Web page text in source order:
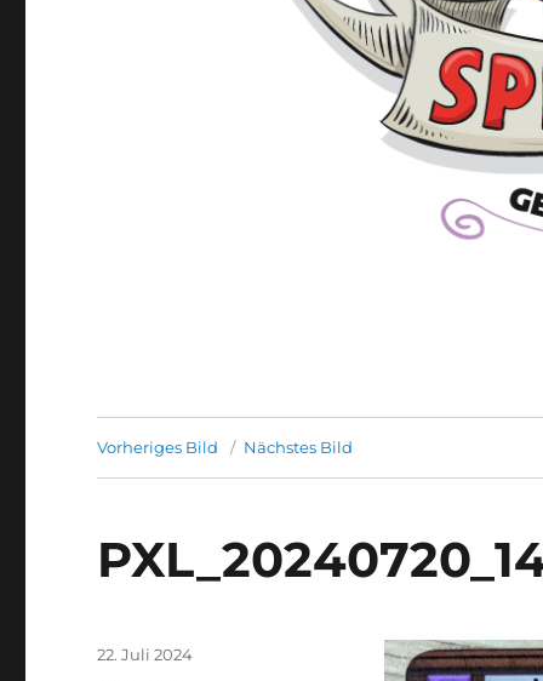
Vorheriges Bild Nächstes Bild
Veröffentlicht
22. Juli 2024